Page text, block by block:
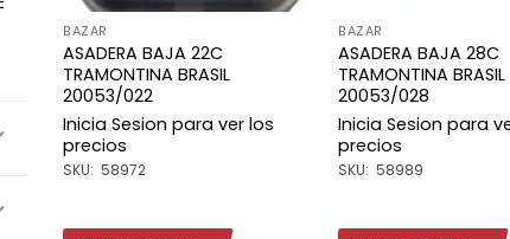
BAZAR
ASADERA BAJA 22C
TRAMONTINA BRASIL
20053/022
Inicia Sesion para ver los
precios
SKU: 58972
BAZAR
ASADERA BAJA 28C
TRAMONTINA BRASIL
20053/028
Inicia Sesion para
precios
SKU: 58989